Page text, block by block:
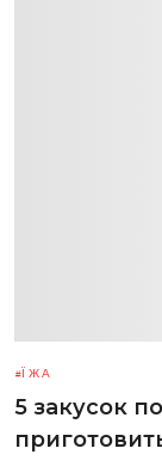
ЇЖА
5 закусок